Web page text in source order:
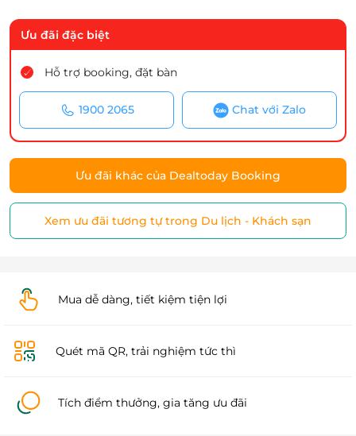
Ưu đãi đặc biệt
Hỗ trợ booking, đặt bàn
1900 2065 Chat với Zalo
Ưu đãi khác của Dealtoday Booking
Xem ưu đãi tương tự trong Du lịch - Khách sạn
Mua dễ dàng, tiết kiệm tiện lợi
Quét mã QR, trải nghiệm tức thì
Tích điểm thưởng, gia tăng ưu đãi